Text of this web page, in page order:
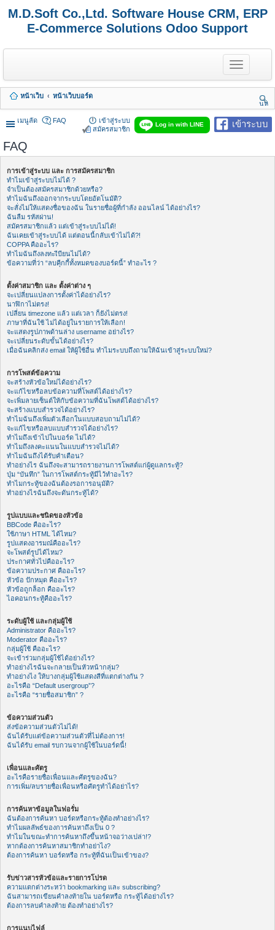
M.D.Soft Co.,Ltd. Software House CRM, ERP
E-Commerce Solutions Odoo Support
T
o
g
e
n
a
g
หน้าเว็บ
หน้าเว็บบอร์ด
นห
า
เมนูลัด
เข้าระบบ
Log in with LINE
FAQ
เข้าสู่ระบบ
สมัครสมาชิก
FAQ
การเข้าสู่ระบบ และ การสมัครสมาชิก
ทำไมเข้าสู่ระบบไม่ได้ ?
จำเป็นต้องสมัครสมาชิกด้วยหรือ?
ทำไมฉันถึงออกจากระบบโดยอัตโนมัติ?
จะสั่งไม่ให้แสดงชื่อของฉัน ในรายชื่อผู้ที่กำลัง ออนไลน์ ได้อย่างไร?
ฉันลืม รหัสผ่าน!
สมัครสมาชิกแล้ว แต่เข้าสู่ระบบไม่ได้!
ฉันเคยเข้าสู่ระบบได้ แต่ตอนนี้กลับเข้าไม่ได้?!
COPPA คืออะไร?
ทำไมฉันถึงลงทะเีบียนไม่ได้?
ข้อความที่ว่า “ลบคุีกกี้ทั้งหมดของบอร์ดนี้” ทำอะไร ?
ตั้งค่าสมาชิก และ ตั้งค่าต่าง ๆ
จะเปลี่ยนแปลงการตั้งค่าได้อย่างไร?
นาฬิกาไม่ตรง!
เปลี่ยน timezone แล้ว แต่เวลา ก็ยังไม่ตรง!
ภาษาที่ฉันใช้ ไม่ได้อยู่ในรายการให้เลือก!
จะแสดงรูปภาพด้านล่าง username อย่างไร?
จะเปลี่ยนระดับขั้นได้อย่างไร?
เมื่อฉันคลิกส่ง email ให้ผู้ใช้อื่น ทำไมระบบถึงถามให้ฉันเข้าสู่ระบบใหม่?
การโพสต์ข้อความ
จะสร้างหัวข้อใหม่ได้อย่างไร?
จะแก้ไขหรือลบข้อความที่โพสต์ได้อย่างไร?
จะเพิ่มลายเซ็นต์ให้กับข้อความที่ฉันโพสต์ได้อย่างไร?
จะสร้างแบบสำรวจได้อย่างไร?
ทำไมฉันถึงเพิ่มตัวเลือกในแบบสอบถามไม่ได้?
จะแก้ไขหรือลบแบบสำรวจได้อย่างไร?
ทำไมถึงเข้าไปในบอร์ด ไม่ได้?
ทำไมถึงลงคะแนนในแบบสำรวจไม่ได้?
ทำไมฉันถึงได้รับคำเตือน?
ทำอย่างไร ฉันถึงจะสามารถรายงานการโพสต์แก่ผู้ดูแลกระทู้?
ปุ่ม “บันทึก” ในการโพสต์กระทู้มีไว้ทำอะไร?
ทำไมกระทู้ของฉันต้องรอการอนุมัติ?
ทำอย่างไรฉันถึงจะดันกระทู้ได้?
รูปแบบและชนิดของหัวข้อ
BBCode คืออะไร?
ใช้ภาษา HTML ได้ไหม?
รูปแสดงอารมณ์คืออะไร?
จะโพสต์รูปได้ไหม?
ประกาศทั่วไปคืออะไร?
ข้อความประกาศ คืออะไร?
หัวข้อ ปักหมุด คืออะไร?
หัวข้อถูกล็อก คืออะไร?
ไอคอนกระทู้คืออะไร?
ระดับผู้ใช้ และกลุ่มผู้ใช้
Administrator คืออะไร?
Moderator คืออะไร?
กลุ่มผู้ใช้ คืออะไร?
จะเข้าร่วมกลุ่มผู้ใช้ได้อย่างไร?
ทำอย่างไรฉันจะกลายเป็นหัวหน้ากลุ่ม?
ทำอย่างไง ให้บางกลุ่มผู้ใช้แสดงสีที่แตกต่างกัน ?
อะไรคือ “Default usergroup”?
อะไรคือ “รายชื่อสมาชิก” ?
ข้อความส่วนตัว
ส่งข้อความส่วนตัวไม่ได้!
ฉันได้รับแต่ข้อความส่วนตัวที่ไม่ต้องการ!
ฉันได้รับ email รบกวนจากผู้ใช้ในบอร์ดนี้!
เพื่อนและศัตรู
อะไรคือรายชื่อเพื่อนและศัตรูของฉัน?
การเพิ่ม/ลบรายชื่อเพื่อนหรือศัตรูทำได้อย่าไร?
การค้นหาข้อมูลในฟอรั่ม
ฉันต้องการค้นหา บอร์ดหรือกระทู้ต้องทำอย่างไร?
ทำไมผลลัพธ์ของการค้นหาถึงเป็น 0 ?
ทำไมในขณะทำการค้นหาถึงขึ้นหน้าจอว่างเปล่า!?
หากต้องการค้นหาสมาชิกทำอย่าไง?
ต้องการค้นหา บอร์ดหรือ กระทู้ที่ฉันเป็นเข้าของ?
รับข่าวสารหัวข้อและรายการโปรด
ความแตกต่างระหว่า bookmarking และ subscribing?
ฉันสามารถเขียนคำลงท้ายใน บอร์ดหรือ กระทู้ได้อย่างไร?
ต้องการลบคำลงท้าย ต้องทำอย่างไร?
การแนบไฟล์